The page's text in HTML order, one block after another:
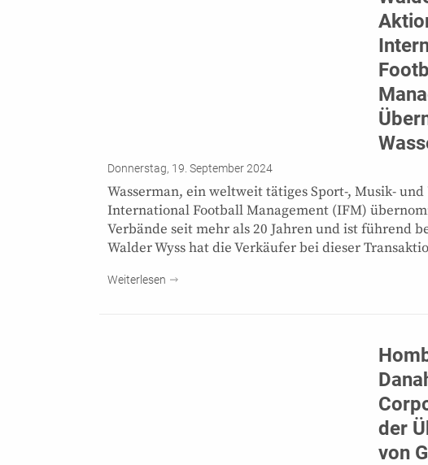
Donnerstag, 19. September 2024
Wasserman, ein weltweit tätiges Sport-, Musik-
International Football Management (IFM)
Verbände seit mehr als 20 Jahren und ist führend
Walder Wyss hat die Verkäufer bei dieser
Weiterlesen
der
von